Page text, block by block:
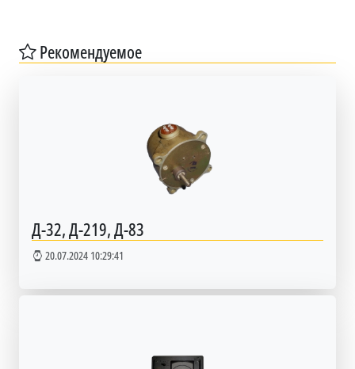
Рекомендуемое
Д-32, Д-219, Д-83
20.07.2024 10:29:41